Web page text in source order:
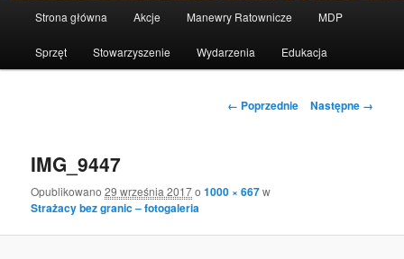
Przeskocz
do
Strona główna Akcje Manewry Ratownicze MDP
Sprzęt Stowarzyszenie Wydarzenia Edukacja
Nawigacja
← Poprzednie Następne →
IMG_9447
Opublikowano 29 września 2017o1000 × 667w
Strażacy bez granic – fotogaleria